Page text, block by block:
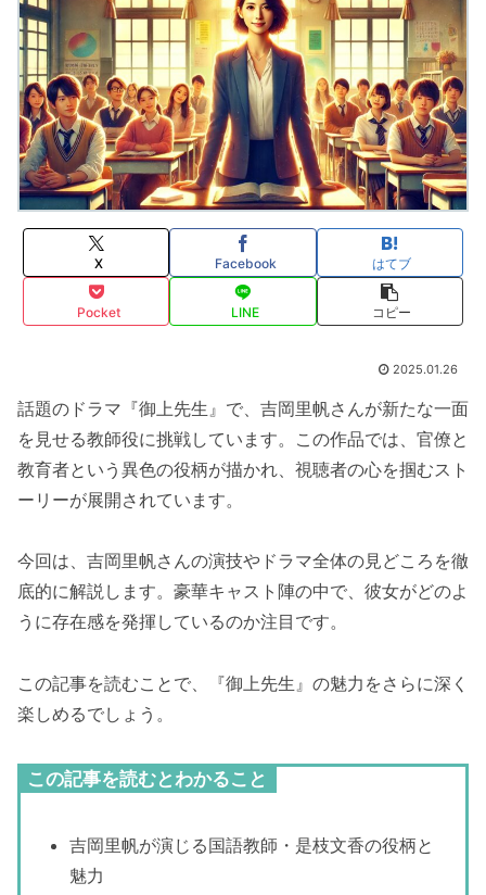
X Facebook はてブ
Pocket LINE コピー
2025.01.26
話題のドラマ『御上先生』で、吉岡里帆さんが新たな一面
を見せる教師役に挑戦しています。この作品では、官僚と
教育者という異色の役柄が描かれ、視聴者の心を掴むスト
ーリーが展開されています。
今回は、吉岡里帆さんの演技やドラマ全体の見どころを徹
底的に解説します。豪華キャスト陣の中で、彼女がどのよ
うに存在感を発揮しているのか注目です。
この記事を読むことで、『御上先生』の魅力をさらに深く
楽しめるでしょう。
この記事を読むとわかること
吉岡里帆が演じる国語教師・是枝文香の役柄と
魅力